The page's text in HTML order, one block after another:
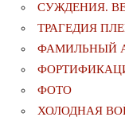
СУЖДЕНИЯ.
ТРАГЕДИЯ
ФАМИЛЬНЫЙ
ФОТО
ХОЛОДНАЯ